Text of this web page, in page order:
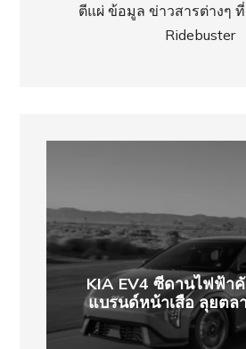
ตีแผ่ ข้อมูล ข่าวสารต่างๆ
Ridebuster
KIA EV4 ซีดานไฟฟ้า
แบรนด์หน้าเสือ ลุยตล